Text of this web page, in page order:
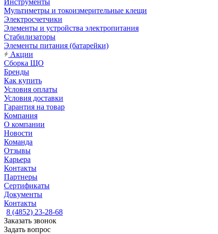
Инструменты
Мультиметры и токоизмерительные клещи
Электросчетчики
Элементы и устройства электропитания
Стабилизаторы
Элементы питания (батарейки)
Акции
Сборка ЩО
Бренды
Как купить
Условия оплаты
Условия доставки
Гарантия на товар
Компания
О компании
Новости
Команда
Отзывы
Карьера
Контакты
Партнеры
Сертификаты
Документы
Контакты
8 (4852) 23-28-68
Заказать звонок
Задать вопрос